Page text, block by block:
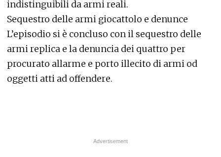
indistinguibili da armi reali.
Sequestro delle armi giocattolo e denunce
L’episodio si è concluso con il sequestro delle
armi replica e la denuncia dei quattro per
procurato allarme e porto illecito di armi od
oggetti atti ad offendere.